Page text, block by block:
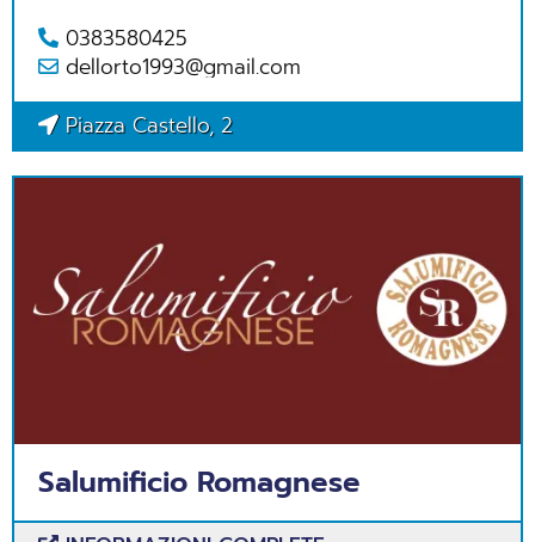
0383580425
dellorto1993@gmail.com
Piazza Castello, 2
Salumificio Romagnese